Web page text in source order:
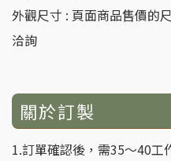
外觀尺寸 : 頁面商品售價的
洽詢
關於訂製
1.訂單確認後，需35～40工